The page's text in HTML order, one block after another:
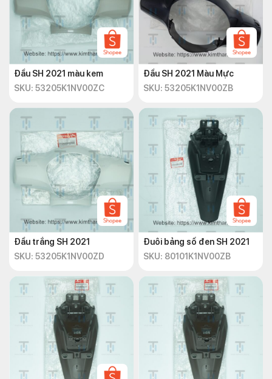
Đầu SH 2021 màu kem
SKU: 53205K1NV00ZC
Đầu SH 2021 Màu Mực
SKU: 53205K1NV00ZB
Đầu trắng SH 2021
SKU: 53205K1NV00ZD
Đuôi bảng số đen SH 2021
SKU: 80101K1NV00ZB